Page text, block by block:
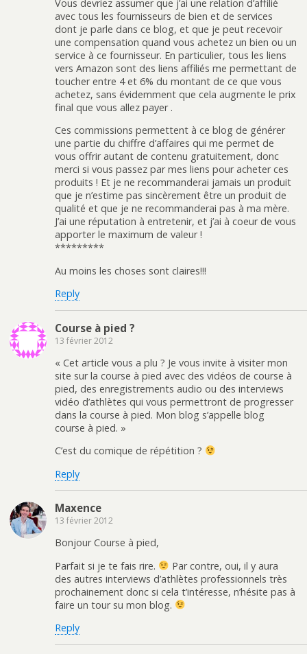
Vous devriez assumer que j’ai une relation d’affilié
avec tous les fournisseurs de bien et de services
dont je parle dans ce blog, et que je peut recevoir
une compensation quand vous achetez un bien ou un
service à ce fournisseur. En particulier, tous les liens
vers Amazon sont des liens affiliés me permettant de
toucher entre 4 et 6% du montant de ce que vous
achetez, sans évidemment que cela augmente le prix
final que vous allez payer .
Ces commissions permettent à ce blog de générer
une partie du chiffre d’affaires qui me permet de
vous offrir autant de contenu gratuitement, donc
merci si vous passez par mes liens pour acheter ces
produits ! Et je ne recommanderai jamais un produit
que je n’estime pas sincèrement être un produit de
qualité et que je ne recommanderai pas à ma mère.
J’ai une réputation à entretenir, et j’ai à coeur de vous
apporter le maximum de valeur !
*********
Au moins les choses sont claires!!!
Reply
Course à pied ?
13 février 2012
« Cet article vous a plu ? Je vous invite à visiter mon
site sur la course à pied avec des vidéos de course à
pied, des enregistrements audio ou des interviews
vidéo d’athlètes qui vous permettront de progresser
dans la course à pied. Mon blog s’appelle blog
course à pied. »
C’est du comique de répétition ?
Reply
Maxence
13 février 2012
Bonjour Course à pied,
Parfait si je te fais rire.
Par contre, oui, il y aura
des autres interviews d’athlètes professionnels très
prochainement donc si cela t’intéresse, n’hésite pas à
faire un tour su mon blog.
Reply